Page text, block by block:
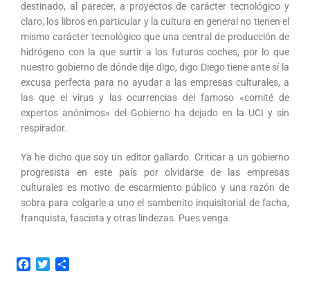
destinado, al parecer, a proyectos de carácter tecnológico y
claro, los libros en particular y la cultura en general no tienen el
mismo carácter tecnológico que una central de producción de
hidrógeno con la que surtir a los futuros coches, por lo que
nuestro gobierno de dónde dije digo, digo Diego tiene ante sí la
excusa perfecta para no ayudar a las empresas culturales, a
las que el virus y las ocurrencias del famoso «comité de
expertos anónimos» del Gobierno ha dejado en la UCI y sin
respirador.
Ya he dicho que soy un editor gallardo. Criticar a un gobierno
progresista en este país por olvidarse de las empresas
culturales es motivo de escarmiento público y una razón de
sobra para colgarle a uno el sambenito inquisitorial de facha,
franquista, fascista y otras lindezas. Pues venga.